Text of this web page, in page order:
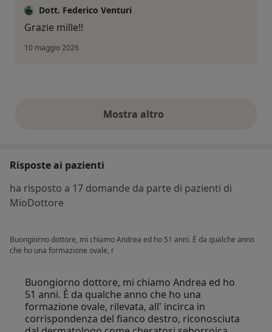
Dott. Federico Venturi
Grazie mille!!
10 maggio 2026
Mostra altroopinioni di cui sopra
Risposte ai pazienti
ha risposto a 17 domande da parte di pazienti di
MioDottore
Buongiorno dottore, mi chiamo Andrea ed ho 51 anni. È da qualche anno
che ho una formazione ovale, r
Buongiorno dottore, mi chiamo Andrea ed ho
51 anni. È da qualche anno che ho una
formazione ovale, rilevata, all' incirca in
corrispondenza del fianco destro, riconosciuta